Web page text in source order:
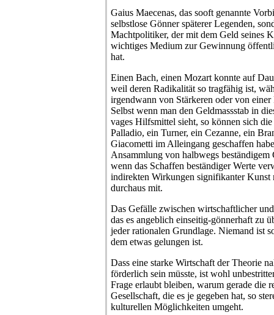
Gaius Maecenas, das sooft genannte
selbstlose Gönner späterer Legenden,
Machtpolitiker, der mit dem Geld seines
wichtiges Medium zur Gewinnung
hat.
Einen Bach, einen Mozart konnte auf
weil deren Radikalität so tragfähig ist,
irgendwann von Stärkeren oder von
Selbst wenn man den Geldmassstab in
vages Hilfsmittel sieht, so können sich
Palladio, ein Turner, ein Cezanne, ein
Giacometti im Alleingang geschaffen
Ansammlung von halbwegs beständigem
wenn das Schaffen beständiger Werte
indirekten Wirkungen signifikanter Kunst
durchaus mit.
Das Gefälle zwischen wirtschaftlicher
das es angeblich einseitig-gönnerhaft zu
jeder rationalen Grundlage. Niemand ist
dem etwas gelungen ist.
Dass eine starke Wirtschaft der Theorie
förderlich sein müsste, ist wohl
Frage erlaubt bleiben, warum gerade die
Gesellschaft, die es je gegeben hat, so
kulturellen Möglichkeiten umgeht.